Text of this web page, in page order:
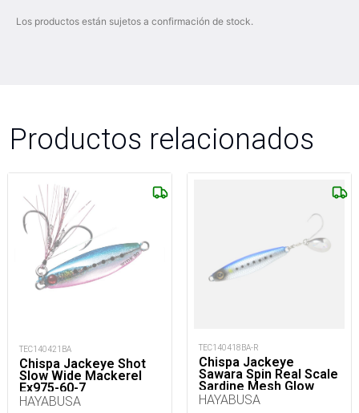
Los productos están sujetos a confirmación de stock.
Productos relacionados
TEC140421BA
Chispa Jackeye Shot
Slow Wide Mackerel
Ex975-60-7_
HAYABUSA
TEC140418BA-R
Chispa Jackeye
Sawara Spin Real Scale
Sardine Mesh Glow
Fs437/445-60-1_
HAYABUSA